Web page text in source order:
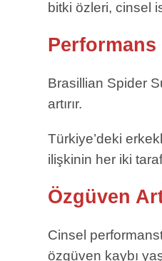
bitki özleri, cinsel
Performans
Brasillian Spider
artırır.
Türkiye’deki
ilişkinin her iki
Özgüven
Cinsel
özgüven kaybı